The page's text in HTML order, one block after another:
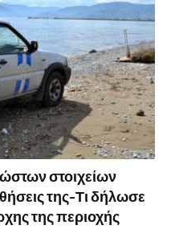
στοιχείων
της-Τι δήλωσε
της περιοχής